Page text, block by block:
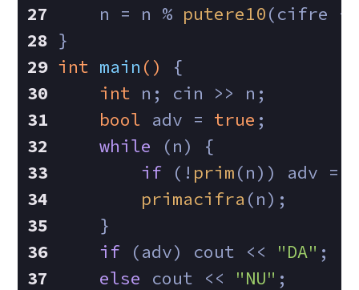
    n = n %
putere10(cifre
}
int main ()
{
int n; cin >> n;
bool adv = true ;
while (n) {
if (! prim(n)) adv =
primacifra (n);
    }
if (adv) cout << "DA" ;
else cout << "NU" ;